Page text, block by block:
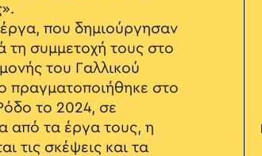
που δημιούργησαν
τη συμμετοχή τους στο
του Γαλλικού
πραγματοποιήθηκε στο
το 2024, σε
από τα έργα τους, η
τις σκέψεις και τα